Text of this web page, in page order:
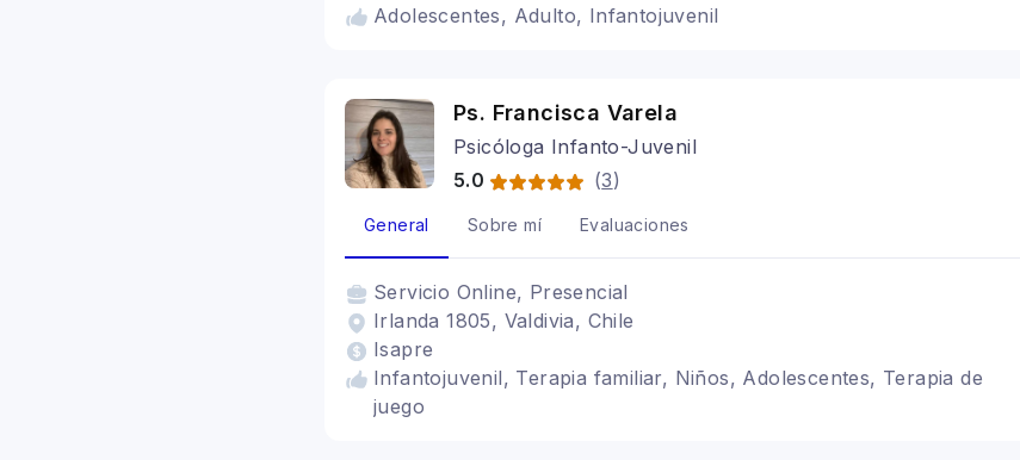
Adolescentes, Adulto, Infantojuvenil
Ps. Francisca Varela
Psicóloga Infanto-Juvenil
5.0
(3)
General Sobre mí Evaluaciones
Servicio Online, Presencial
Irlanda 1805, Valdivia, Chile
Isapre
Infantojuvenil, Terapia familiar, Niños, Adolescentes, Terapia de
juego